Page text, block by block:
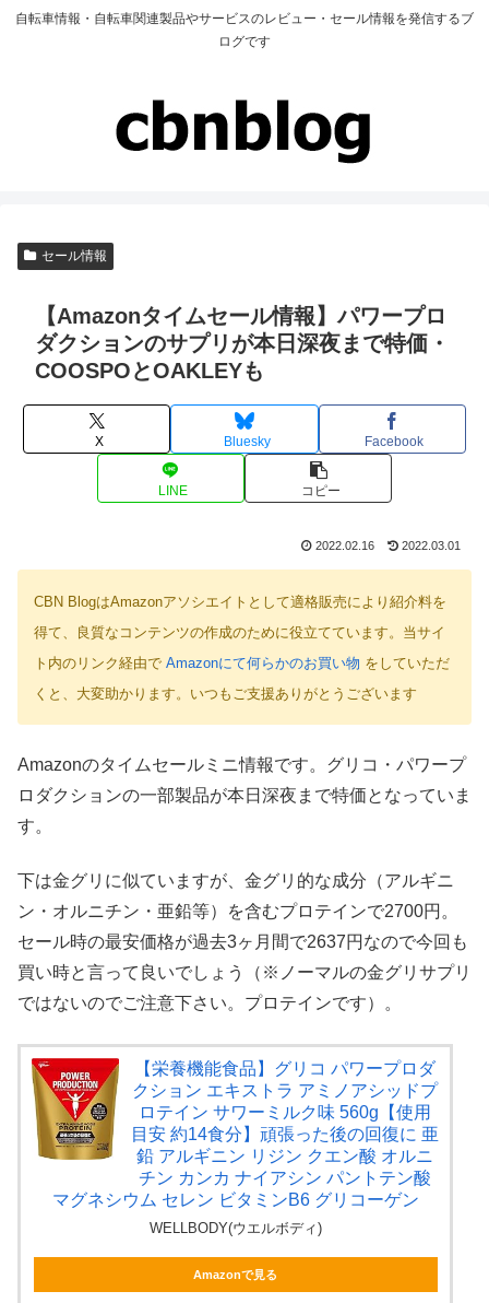
自転車情報・自転車関連製品やサービスのレビュー・セール情報を発信するブ
ログです
セール情報
【Amazonタイムセール情報】パワープロ
ダクションのサプリが本日深夜まで特価・
COOSPOとOAKLEYも
X Bluesky Facebook
LINE コピー
2022.02.16 2022.03.01
CBN BlogはAmazonアソシエイトとして適格販売により紹介料を
得て、良質なコンテンツの作成のために役立てています。当サイ
ト内のリンク経由で Amazonにて何らかのお買い物 をしていただ
くと、大変助かります。いつもご支援ありがとうございます
Amazonのタイムセールミニ情報です。グリコ・パワープ
ロダクションの一部製品が本日深夜まで特価となっていま
す。
下は金グリに似ていますが、金グリ的な成分（アルギニ
ン・オルニチン・亜鉛等）を含むプロテインで2700円。
セール時の最安価格が過去3ヶ月間で2637円なので今回も
買い時と言って良いでしょう（※ノーマルの金グリサプリ
ではないのでご注意下さい。プロテインです）。
【栄養機能食品】グリコ パワープロダ
クション エキストラ アミノアシッドプ
ロテイン サワーミルク味 560g【使用
目安 約14食分】頑張った後の回復に 亜
鉛 アルギニン リジン クエン酸 オルニ
チン カンカ ナイアシン パントテン酸
マグネシウム セレン ビタミンB6 グリコーゲン
WELLBODY(ウエルボディ)
Amazonで見る